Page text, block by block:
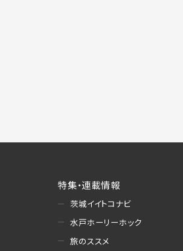
特集・連載情報
茨城イイトコナビ
水戸ホーリーホック
旅のススメ